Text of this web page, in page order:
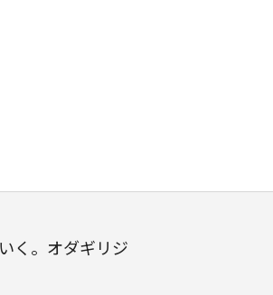
く。オダギリジ